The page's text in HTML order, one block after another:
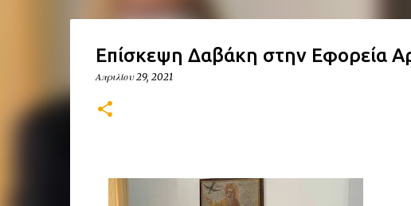
Επίσκεψη Δαβάκη στην Εφορεία
Απριλίου 29, 2021